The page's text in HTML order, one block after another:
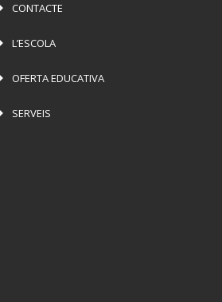
CONTACTE
L’ESCOLA
OFERTA EDUCATIVA
SERVEIS